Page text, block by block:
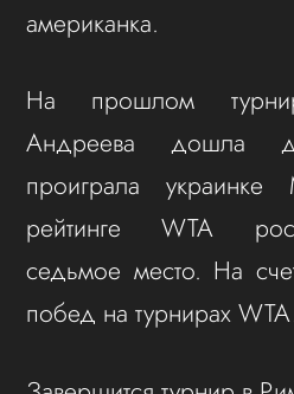
американка.
На прошлом
Андреева дошла
проиграла
рейтинге WTA
седьмое место. На
побед на турнирах